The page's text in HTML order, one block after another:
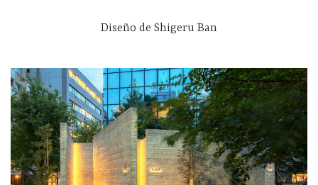
Diseño de Shigeru Ban